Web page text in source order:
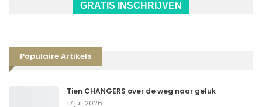
GRATIS INSCHRIJVEN
Populaire Artikels
Tien CHANGERS over de weg naar geluk
17 jul, 2026